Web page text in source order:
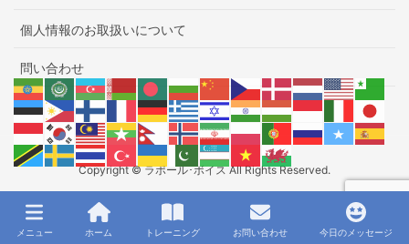
個人情報のお取扱いについて
問い合わせ
Copyright © ラポール･ボイス All Rights Reserved.
メニュー ホーム トレーニング お問い合わせ 今日のメッセージ